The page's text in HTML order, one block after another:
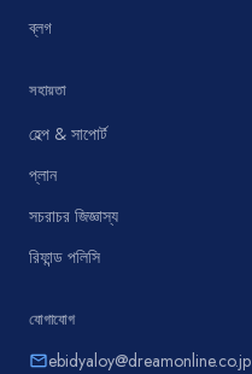
ব্লগ
সহায়তা
হেল্প & সাপোর্ট
প্লান
সচরাচর জিজ্ঞাস্য
রিফান্ড পলিসি
যোগাযোগ
emailebidyaloy@dreamonline.co.jp